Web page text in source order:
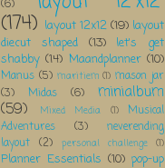
(6)
(174) layout 12x12 (19) layout
diecut shaped
(13)
let's get
shabby (14) Maandplanner (10)
Manus (5) maritiem (1) mason jar
(3)
Midas (6) minialbum
(59) Mixed Media (1)
Musical
Adventures
(3)
neverending
layout (2) personal challenge (1)
Planner Essentials (10) pop-up